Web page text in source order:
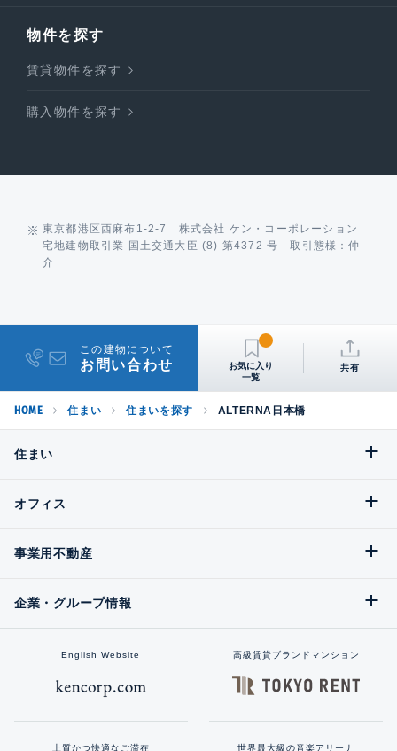
物件を探す
賃貸物件を探す
購入物件を探す
東京都港区西麻布1-2-7 株式会社 ケン・コーポレーション
宅地建物取引業 国土交通大臣 (8) 第4372 号 取引態様：仲
介
この建物について
お問い合わせ 共有
HOME 住まい 住まいを探す ALTERNA日本橋
住まい
オフィス
事業用不動産
企業・グループ情報
English Website 高級賃貸ブランドマンション
上質かつ快適なご滞在 世界最大級の音楽アリーナ